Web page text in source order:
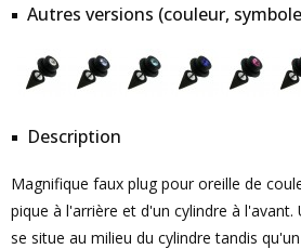
Autres versions (couleur,
Description
Magnifique faux plug pour oreille de
pique à l'arrière et d'un cylindre à
se situe au milieu du cylindre tandis